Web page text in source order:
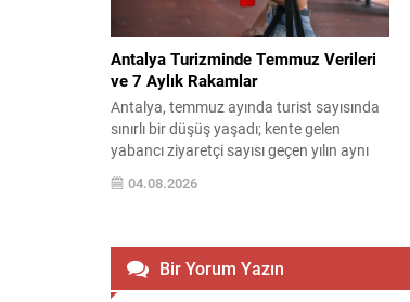
Antalya Turizminde Temmuz Verileri
ve 7 Aylık Rakamlar
Antalya, temmuz ayında turist sayısında
sınırlı bir düşüş yaşadı; kente gelen
yabancı ziyaretçi sayısı geçen yılın aynı
2.657.979 kişiye geriledi. Ocak-temmuz
kaydedildi. Jeopolitik gelişmeler başta
olmak üzere dış etkenler, bölgede turizm
04.08.2026
Bir Yorum Yazın